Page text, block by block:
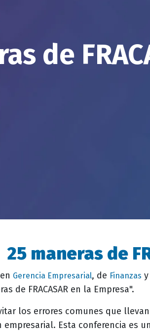
de
25 maneras de
Gerencia Empresarial, de Finanzas
de FRACASAR en la Empresa".
los errores comunes que
empresarial. Esta conferencia es